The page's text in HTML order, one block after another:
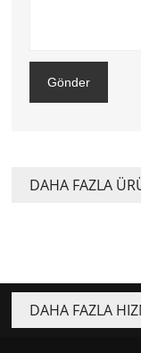
Gönder
DAHA FAZLA
DAHA FAZLA